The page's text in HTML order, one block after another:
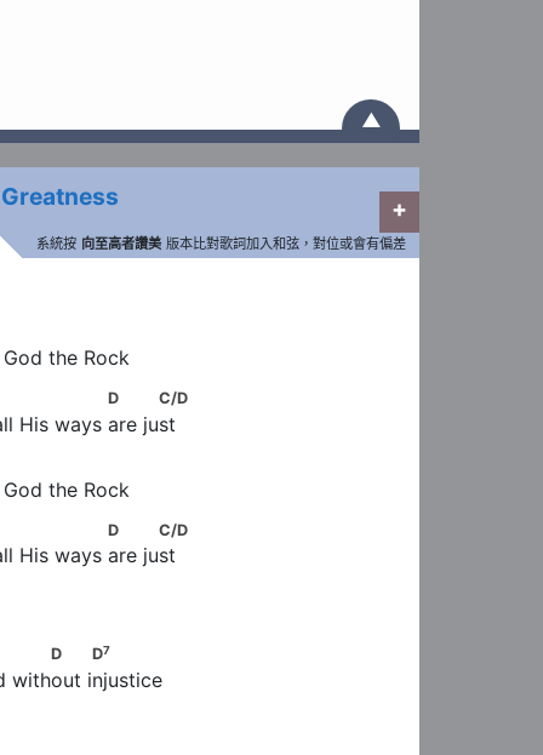
▲
+
系統按 向至高者讚美 版本比對歌詞加入和弦，對位或會有偏差
God the Rock
C                      D           C/D
D C/D
His ways are just
God the Rock
C                      D           C/D
D C/D
His ways are just
C             D          D
D D7
without injustice